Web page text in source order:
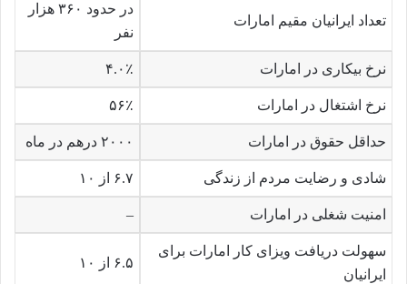
تعداد ایرانیان مقیم امارات
در حدود ۳۶۰ هزار
نفر
نرخ بیکاری در امارات ۴.۰٪
نرخ اشتغال در امارات ۵۶٪
حداقل حقوق در امارات ۲۰۰۰ درهم در ماه
شادی و رضایت مردم از زندگی ۶.۷ از ۱۰
امنیت شغلی در امارات –
سهولت دریافت ویزای کار امارات برای
ایرانیان
۶.۵ از ۱۰